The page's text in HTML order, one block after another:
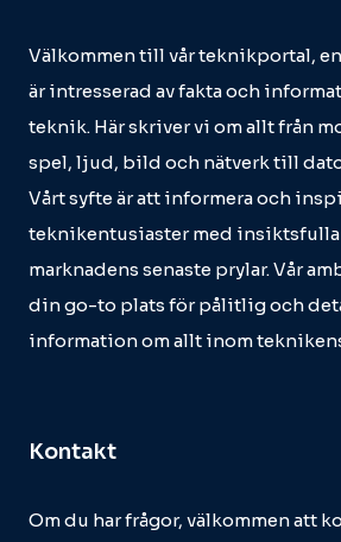
Välkommen till vår teknikportal,
är intresserad av fakta och
teknik. Här skriver vi om allt från
spel, ljud, bild och nätverk till
Vårt syfte är att informera och
teknikentusiaster med insiktsfulla
marknadens senaste prylar. Vår
din go-to plats för pålitlig och
information om allt inom
Kontakt
Om du har frågor, välkommen att